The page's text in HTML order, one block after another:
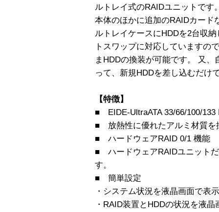
ルトレイ式のRAIDユニットです
本体のほかに追加のRAIDカード
ルトレイケースにHDDを2台収
トスワップに対応していますの
まHDDの換装が可能です。 又
って、新規HDDを差し込むだけ
【特徴】
■ EIDE-UltraATA 33/66/100/133
■ 放熱性に優れたアルミ材質を
■ ハードウェアRAID 0/1 機能
■ ハードウェアRAIDユニット
す。
■ 簡単設定
・システム状況を液晶画面で表示
・RAID装置とHDDの状況を液